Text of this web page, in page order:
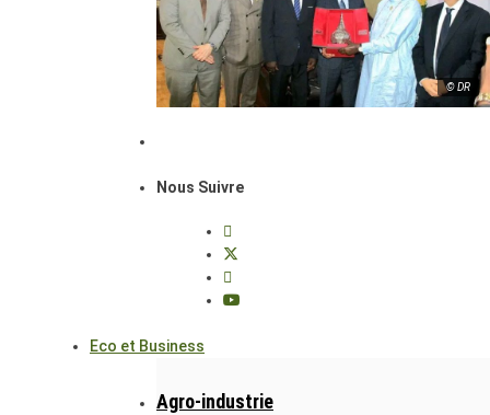
© DR
Nous Suivre
Eco et Business
Agro-industrie